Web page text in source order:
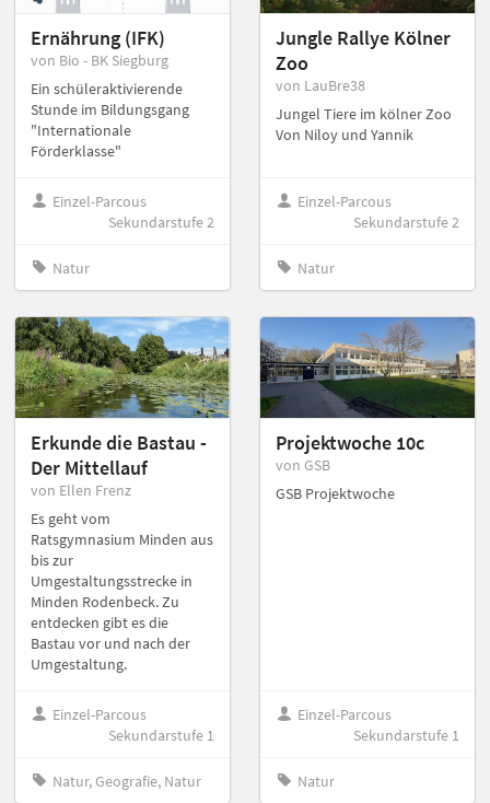
Ernährung (IFK)
von Bio - BK Siegburg
Ein schüleraktivierende
Stunde im Bildungsgang
"Internationale
Förderklasse"
Einzel-Parcous
Sekundarstufe 2
Natur
Jungle Rallye Kölner
Zoo
von LauBre38
Jungel Tiere im kölner Zoo
Von Niloy und Yannik
Einzel-Parcous
Sekundarstufe 2
Natur
Erkunde die Bastau -
Der Mittellauf
von Ellen Frenz
Es geht vom
Ratsgymnasium Minden aus
bis zur
Umgestaltungsstrecke in
Minden Rodenbeck. Zu
entdecken gibt es die
Bastau vor und nach der
Umgestaltung.
Einzel-Parcous
Sekundarstufe 1
Natur, Geografie, Natur
Projektwoche 10c
von GSB
GSB Projektwoche
Einzel-Parcous
Sekundarstufe 1
Natur